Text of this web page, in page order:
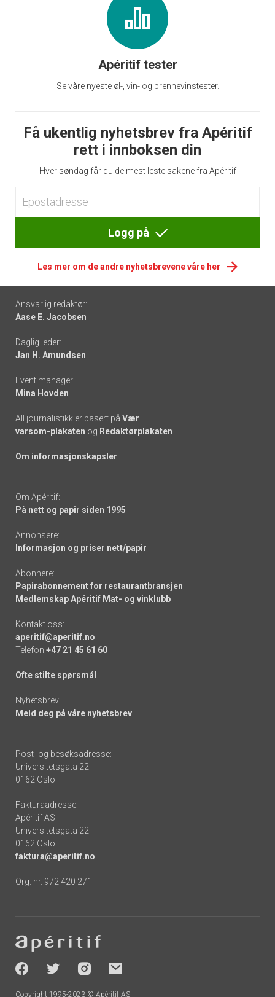
Apéritif tester
Se våre nyeste øl-, vin- og brennevinstester.
Få ukentlig nyhetsbrev fra Apéritif
rett i innboksen din
Hver søndag får du de mest leste sakene fra Apéritif
Logg på
Les mer om de andre nyhetsbrevene våre her
Footer
-
links
Ansvarlig redaktør:
Aase E. Jacobsen
Daglig leder:
Jan H. Amundsen
Event manager:
Mina Hovden
All journalistikk er basert på Vær
varsom-plakaten og Redaktørplakaten
Om informasjonskapsler
Om Apéritif:
På nett og papir siden 1995
Annonsere:
Informasjon og priser nett/papir
Abonnere:
Papirabonnement for restaurantbransjen
Medlemskap Apéritif Mat- og vinklubb
Kontakt oss:
aperitif@aperitif.no
Telefon +47 21 45 61 60
Ofte stilte spørsmål
Nyhetsbrev:
Meld deg på våre nyhetsbrev
Post- og besøksadresse:
Universitetsgata 22
0162 Oslo
Fakturaadresse:
Apéritif AS
Universitetsgata 22
0162 Oslo
faktura@aperitif.no
Org. nr. 972 420 271
-
socials
Copyright 1995-2023 © Apéritif AS